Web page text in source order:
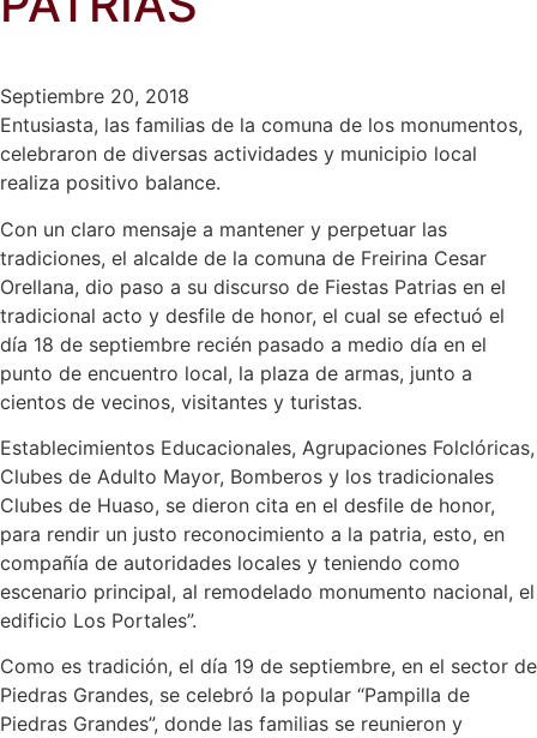
Septiembre 20, 2018
Entusiasta, las familias de la comuna de los monumentos,
celebraron de diversas actividades y municipio local
realiza positivo balance.
Con un claro mensaje a mantener y perpetuar las
tradiciones, el alcalde de la comuna de Freirina Cesar
Orellana, dio paso a su discurso de Fiestas Patrias en el
tradicional acto y desfile de honor, el cual se efectuó el
día 18 de septiembre recién pasado a medio día en el
punto de encuentro local, la plaza de armas, junto a
cientos de vecinos, visitantes y turistas.
Establecimientos Educacionales, Agrupaciones Folclóricas,
Clubes de Adulto Mayor, Bomberos y los tradicionales
Clubes de Huaso, se dieron cita en el desfile de honor,
para rendir un justo reconocimiento a la patria, esto, en
compañía de autoridades locales y teniendo como
escenario principal, al remodelado monumento nacional, el
edificio Los Portales”.
Como es tradición, el día 19 de septiembre, en el sector de
Piedras Grandes, se celebró la popular “Pampilla de
Piedras Grandes”, donde las familias se reunieron y